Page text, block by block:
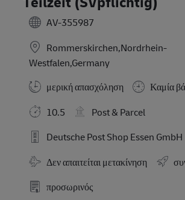
AV-355987
Rommerskirchen,Nordrhein-
Westfalen,Germany
μερική απασχόληση
Καμία
10.5
Post & Parcel
Deutsche Post Shop Essen GmbH
Απαιτούμενη Μετακίνηση
Δεν απαιτείται μετακίνηση
προσωρινός